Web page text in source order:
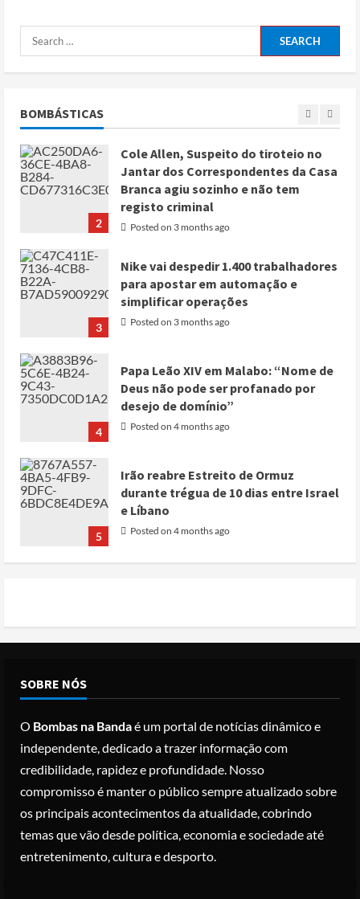
BOMBÁSTICAS
1
2
Cole Allen, Suspeito do tiroteio no
Jantar dos Correspondentes da Casa
Branca agiu sozinho e não tem
registo criminal
Posted on 3 months ago
3
Nike vai despedir 1.400 trabalhadores
para apostar em automação e
simplificar operações
Posted on 3 months ago
4
Papa Leão XIV em Malabo: “Nome de
Deus não pode ser profanado por
desejo de domínio”
Posted on 4 months ago
5
Irão reabre Estreito de Ormuz
durante trégua de 10 dias entre Israel
e Líbano
Posted on 4 months ago
1
Posted on 3 months ago
2
registo criminal
Posted on 3 months ago
3
Nike vai despedir 1.400 trabalhadores
para apostar em automação e
simplificar operações
Posted on 3 months ago
SOBRE NÓS
O Bombas na Bandaé um portal de notícias dinâmico e
independente, dedicado a trazer informação com
credibilidade, rapidez e profundidade. Nosso
compromisso é manter o público sempre atualizado sobre
os principais acontecimentos da atualidade, cobrindo
temas que vão desde política, economia e sociedade até
entretenimento, cultura e desporto.